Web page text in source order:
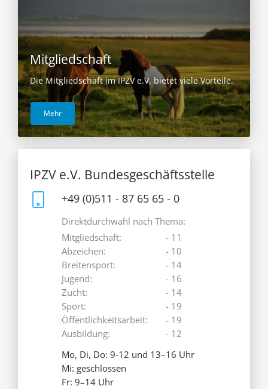
Mitgliedschaft
Die Mitgliedschaft im IPZV e.V. bietet viele Vorteile.
Mehr
IPZV e.V. Bundesgeschäftsstelle
+49 (0)511 - 87 65 65 - 0
Direktdurchwahl nach Thema:
Mitgliedschaft:
Abzeichen:
Breitensport:
Jugend:
Zucht:
Sport:
Öffentlichkeitsarbeit:
Ausbildung:
- 11
- 10
- 14
- 16
- 14
- 19
- 19
- 12
Mo, Di, Do: 9-12 und 13–16 Uhr
Mi: geschlossen
Fr: 9–14 Uhr